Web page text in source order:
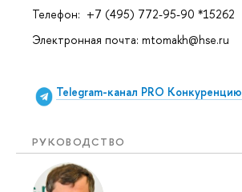
Телефон: +7 (495) 772-95-90 *15262
Электронная почта: mtomakh@hse.ru
Telegram-канал PRO Конкуренцию
РУКОВОДСТВО